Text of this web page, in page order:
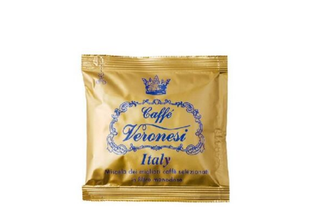
OPCIÓK VÁLASZTÁSA THIS
PRODUCT
HAS
MULTIPLE
VARIANTS.
THE
/ RÉSZLETEK